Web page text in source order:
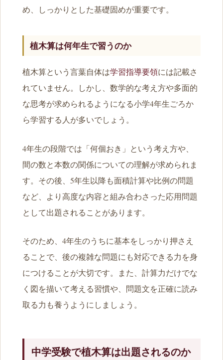
め、しっかりとした基礎固めが重要です。
植木算は何年生で習うのか
植木算という言葉自体は学習指導要領には記載さ
れていません。しかし、数学的な考え方や多面的
な思考が求められるようになる小学4年生ごろか
ら学習する人が多いでしょう。
4年生の段階では「何個おき」という考え方や、
間の数と本数の関係についての理解が求められま
す。その後、5年生以降も面積計算や比例の問題
など、より高度な内容と組み合わさった応用問題
として出題されることがあります。
そのため、4年生のうちに基本をしっかり押さえ
ることで、後の複雑な問題にも対応できる力を身
につけることが大切です。また、計算力だけでな
く図を描いて考える習慣や、問題文を正確に読み
取る力も養うようにしましょう。
中学受験で植木算は出題されるのか